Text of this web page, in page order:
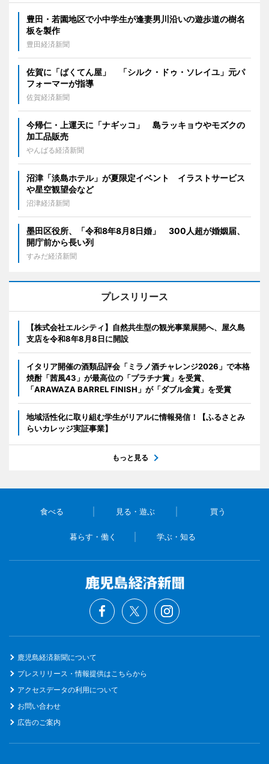
豊田・若園地区で小中学生が逢妻男川沿いの遊歩道の樹名
板を製作
豊田経済新聞
佐賀に「ばくてん屋」 「シルク・ドゥ・ソレイユ」元パ
フォーマーが指導
佐賀経済新聞
今帰仁・上運天に「ナギッコ」 島ラッキョウやモズクの
加工品販売
やんばる経済新聞
沼津「淡島ホテル」が夏限定イベント イラストサービス
や星空観望会など
沼津経済新聞
墨田区役所、「令和8年8月8日婚」 300人超が婚姻届、
開庁前から長い列
すみだ経済新聞
プレスリリース
【株式会社エルシティ】自然共生型の観光事業展開へ、屋久島
支店を令和8年8月8日に開設
イタリア開催の酒類品評会「ミラノ酒チャレンジ2026」で本格
焼酎「茜風43」が最高位の「プラチナ賞」を受賞、
「ARAWAZA BARREL FINISH」が「ダブル金賞」を受賞
地域活性化に取り組む学生がリアルに情報発信！【ふるさとみ
らいカレッジ実証事業】
もっと見る
食べる 見る・遊ぶ 買う
暮らす・働く 学ぶ・知る
鹿児島経済新聞について
プレスリリース・情報提供はこちらから
アクセスデータの利用について
お問い合わせ
広告のご案内